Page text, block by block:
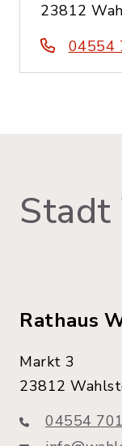
23812
04554
Rathaus
Markt 3
23812
04554